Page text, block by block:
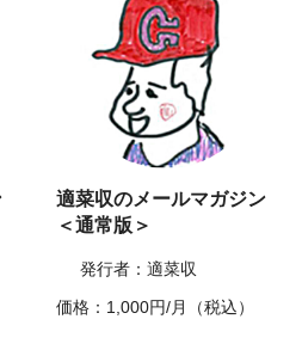
適菜収のメールマガジン
＜通常版＞
発行者：適菜収
価格：1,000円/月（税込）